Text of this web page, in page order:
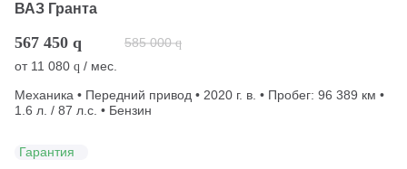
ВАЗ Гранта
567 450 q 585 000 q
от 11 080 q / мес.
Механика • Передний привод • 2020 г. в. • Пробег: 96 389 км •
1.6 л. / 87 л.с. • Бензин
Гарантия